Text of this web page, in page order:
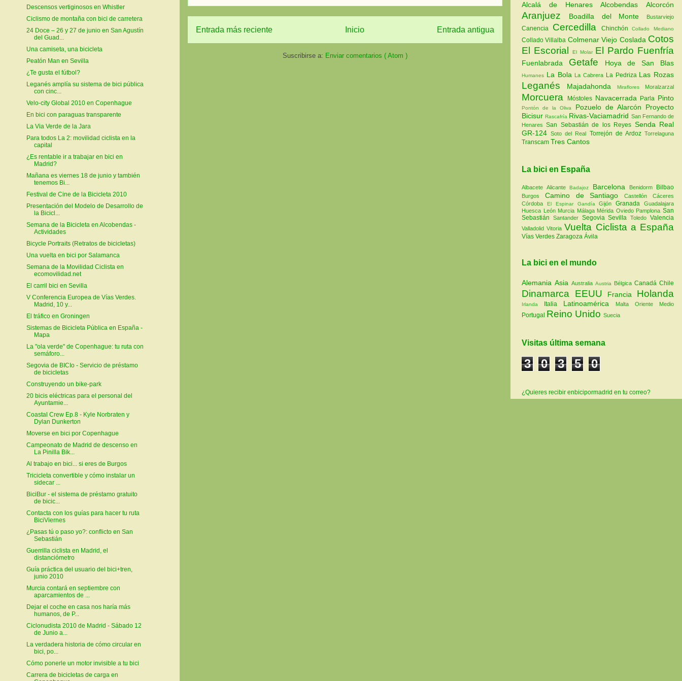
Entrada más reciente Entrada antigua
Inicio
Suscribirse a: Enviar comentarios ( Atom )
Descensos vertiginosos en Whistler
Ciclismo de montaña con bici de carretera
24 Doce – 26 y 27 de junio en San Agustín
del Guad...
Una camiseta, una bicicleta
Peatón Man en Sevilla
¿Te gusta el fútbol?
Leganés amplía su sistema de bici pública
con cinc...
Velo-city Global 2010 en Copenhague
En bici con paraguas transparente
La Via Verde de la Jara
Para todos La 2: movilidad ciclista en la
capital
¿Es rentable ir a trabajar en bici en
Madrid?
Mañana es viernes 18 de junio y también
tenemos Bi...
Festival de Cine de la Bicicleta 2010
Presentación del Modelo de Desarrollo de
la Bicicl...
Semana de la Bicicleta en Alcobendas -
Actividades
Bicycle Portraits (Retratos de bicicletas)
Una vuelta en bici por Salamanca
Semana de la Movilidad Ciclista en
ecomovilidad.net
El carril bici en Sevilla
V Conferencia Europea de Vías Verdes.
Madrid, 10 y...
El tráfico en Groningen
Sistemas de Bicicleta Pública en España -
Mapa
La "ola verde" de Copenhague: tu ruta con
semáforo...
Segovia de BICIo - Servicio de préstamo
de bicicletas
Construyendo un bike-park
20 bicis eléctricas para el personal del
Ayuntamie...
Coastal Crew Ep.8 - Kyle Norbraten y
Dylan Dunkerton
Moverse en bici por Copenhague
Campeonato de Madrid de descenso en
La Pinilla Bik...
Al trabajo en bici... si eres de Burgos
Tricicleta convertible y cómo instalar un
sidecar ...
BiciBur - el sistema de préstamo gratuito
de bicic...
Contacta con los guías para hacer tu ruta
BiciViernes
¿Pasas tú o paso yo?: conflicto en San
Sebastián
Guerrilla ciclista en Madrid, el
distanciómetro
Guía práctica del usuario del bici+tren,
junio 2010
Murcia contará en septiembre con
aparcamientos de ...
Dejar el coche en casa nos haría más
humanos, de P...
Ciclonudista 2010 de Madrid - Sábado 12
de Junio a...
La verdadera historia de cómo circular en
bici, po...
Cómo ponerle un motor invisible a tu bici
Carrera de bicicletas de carga en
Alcalá de HenaresAlcobendas Alcorcón
Aranjuez Boadilla del Monte Bustarviejo
Canencia Cercedilla ChinchónCollado Mediano
Collado Villalba Colmenar Viejo Coslada Cotos
El EscorialEl Molar El Pardo Fuenfría
Fuenlabrada Getafe Hoya de San Blas
Humanes La Bola La Cabrera La Pedriza Las Rozas
Leganés Majadahonda Miraflores Moralzarzal
Morcuera Móstoles Navacerrada Parla Pinto
Pontón de la Oliva Pozuelo de Alarcón Proyecto
BicisurRascafría Rivas-Vaciamadrid San Fernando de
HenaresSan Sebastián de los Reyes Senda Real
GR-124Soto del Real Torrejón de ArdozTorrelaguna
Transcam Tres Cantos
La bici en España
AlbaceteAlicanteBadajoz Barcelona Benidorm Bilbao
Burgos Camino de SantiagoCastellónCáceres
Córdoba El Espinar GandíaGijónGranadaGuadalajara
Huesca León Murcia Málaga Mérida Oviedo PamplonaSan
Sebastián Santander SegoviaSevillaToledoValencia
ValladolidVitoria Vuelta Ciclista a España
Vías Verdes Zaragoza Ávila
La bici en el mundo
Alemania Asia Australia Austria Bélgica Canadá Chile
Dinamarca EEUU Francia Holanda
Irlanda Italia Latinoamérica Malta Oriente Medio
Portugal Reino Unido Suecia
Visitas última semana
3 0 3 5 0
¿Quieres recibir enbicipormadrid en tu correo?